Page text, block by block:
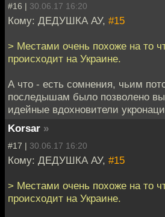
#16 | 30.06.17 16:20
Кому: ДЕДУШКА АУ, #15
> Местами очень похоже на то
происходит на Украине.
А что - есть сомнения, чьим
последышам было позволено
идейные вдохновители
Korsar »
#17 | 30.06.17 16:20
Кому: ДЕДУШКА АУ, #15
> Местами очень похоже на то
происходит на Украине.